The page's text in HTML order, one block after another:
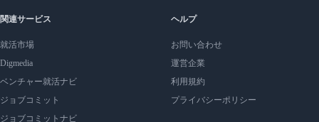
関連サービス
就活市場
Digmedia
ベンチャー就活ナビ
ジョブコミット
ジョブコミットナビ
ヘルプ
お問い合わせ
運営企業
利用規約
プライバシーポリシー